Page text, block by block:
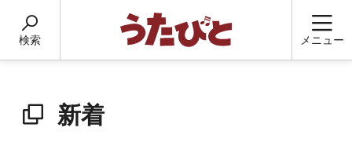
検索 メニュー
新着